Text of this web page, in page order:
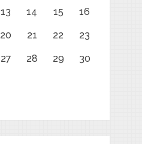
13 14 15 16
20 21 22 23
27 28 29 30